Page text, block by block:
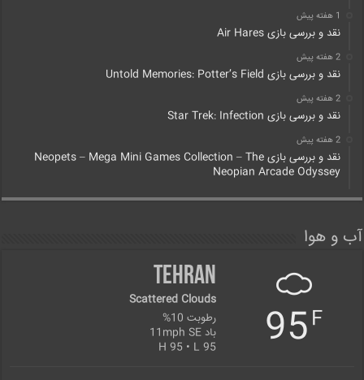
1 هفته پیش
نقد و بررسی بازی Air Hares
2 هفته پیش
نقد و بررسی بازی Untold Memories: Potter’s Field
2 هفته پیش
نقد و بررسی بازی Star Trek: Infection
2 هفته پیش
نقد و بررسی بازی Neopets – Mega Mini Games Collection – The
Neopian Arcade Odyssey
آب و هوا
95F
Tehran
Scattered Clouds
رطوبت 10%
باد 11mph SE
H 95 • L 95